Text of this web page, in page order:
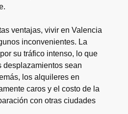
ventajas, vivir en Valencia
inconvenientes. La
su tráfico intenso, lo que
desplazamientos sean
los alquileres en
caros y el costo de la
con otras ciudades